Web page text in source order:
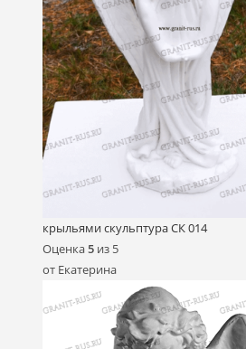
крыльями скульптура СК 014
Оценка5 из 5
от Екатерина